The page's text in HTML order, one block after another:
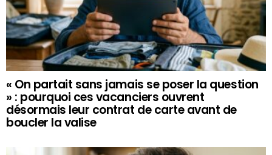
« On partait sans jamais se poser la question
» : pourquoi ces vacanciers ouvrent
désormais leur contrat de carte avant de
boucler la valise